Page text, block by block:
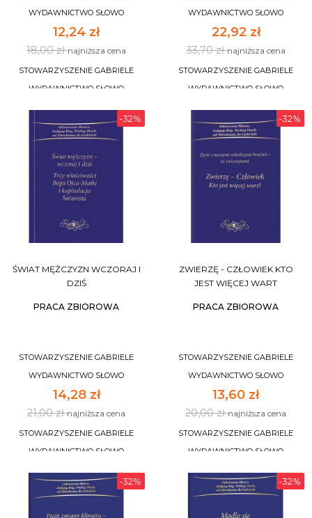
WYDAWNICTWO SŁOWO
12,24 zł
18,00 złnajniższa cena
STOWARZYSZENIE GABRIELE
WYDAWNICTWO SŁOWO
DO KOSZYKA
WYDAWNICTWO SŁOWO
22,92 zł
33,70 złnajniższa cena
STOWARZYSZENIE GABRIELE
WYDAWNICTWO SŁOWO
DO KOSZYKA
-32%
ŚWIAT MĘŻCZYZN WCZORAJ I
DZIŚ
PRACA ZBIOROWA
STOWARZYSZENIE GABRIELE
WYDAWNICTWO SŁOWO
14,28 zł
21,00 złnajniższa cena
STOWARZYSZENIE GABRIELE
WYDAWNICTWO SŁOWO
DO KOSZYKA
-32%
ZWIERZĘ - CZŁOWIEK KTO
JEST WIĘCEJ WART
PRACA ZBIOROWA
STOWARZYSZENIE GABRIELE
WYDAWNICTWO SŁOWO
13,60 zł
20,00 złnajniższa cena
STOWARZYSZENIE GABRIELE
WYDAWNICTWO SŁOWO
DO KOSZYKA
-32% -32%